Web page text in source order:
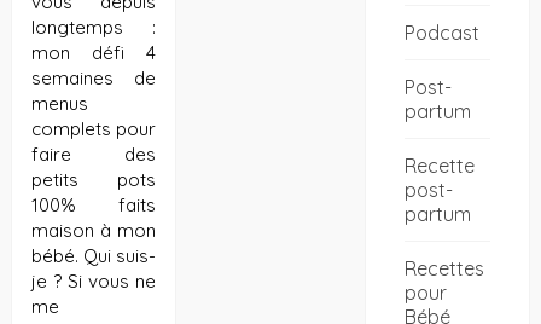
longtemps :
mon défi 4
semaines de
menus
complets pour
faire des
petits pots
100% faits
maison à mon
bébé. Qui suis-
je ? Si vous ne
me
Podcast
Post-
partum
Recette
post-
partum
Recettes
pour
Bébé